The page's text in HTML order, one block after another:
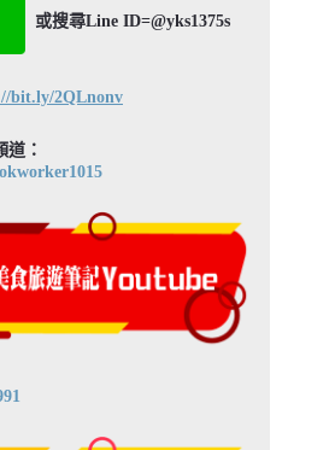
或搜尋Line ID=@yks1375s
bit.ly/2QLnonv
道：